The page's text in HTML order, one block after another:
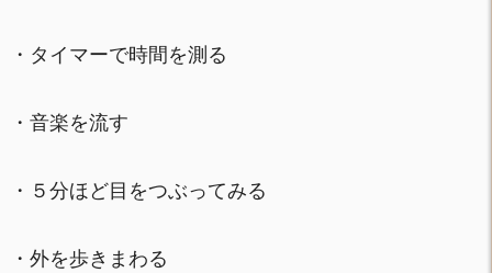
・タイマーで時間を測る
・音楽を流す
・５分ほど目をつぶってみる
・外を歩きまわる